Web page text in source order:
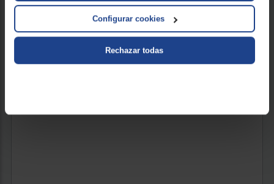
Configurar cookies
Rechazar todas
419 €